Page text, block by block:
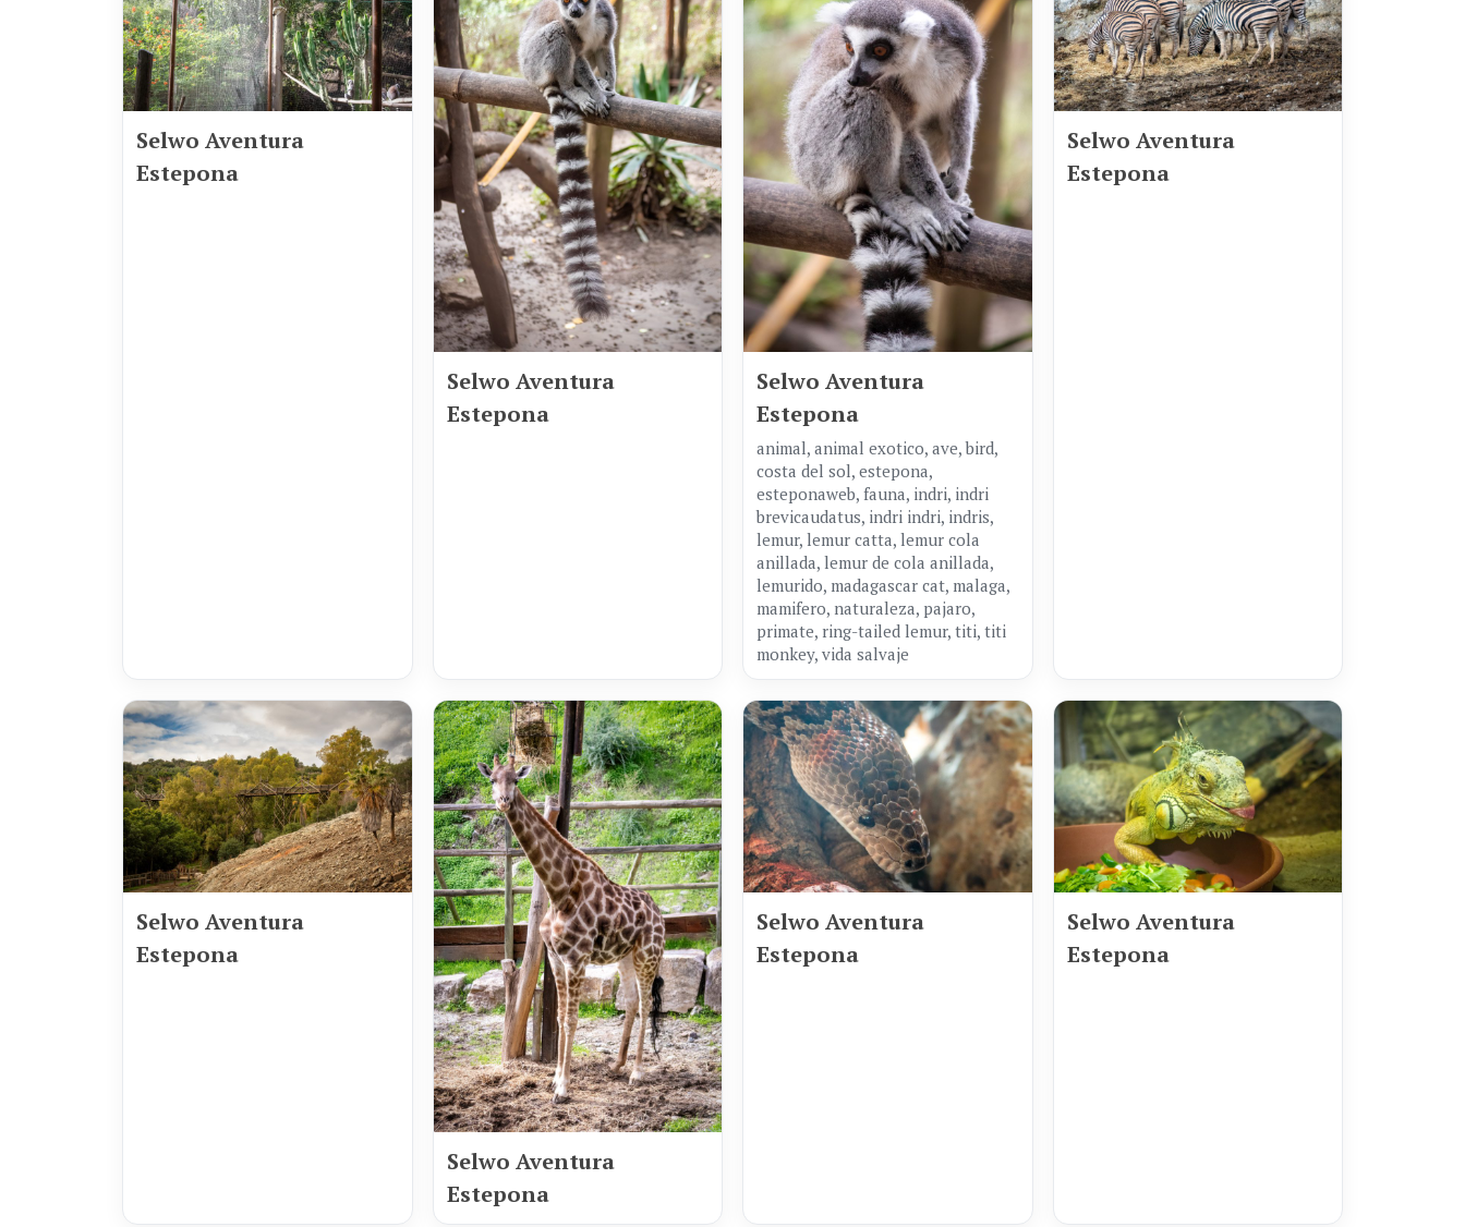
Selwo Aventura
Estepona
Selwo Aventura
Estepona
Selwo Aventura
Estepona
animal, animal exotico, ave, bird,
costa del sol, estepona,
esteponaweb, fauna, indri, indri
brevicaudatus, indri indri, indris,
lemur, lemur catta, lemur cola
anillada, lemur de cola anillada,
lemurido, madagascar cat, malaga,
mamifero, naturaleza, pajaro,
primate, ring-tailed lemur, titi, titi
monkey, vida salvaje
Selwo Aventura
Estepona
Selwo Aventura
Estepona
Selwo Aventura
Estepona
Selwo Aventura
Estepona
Selwo Aventura
Estepona